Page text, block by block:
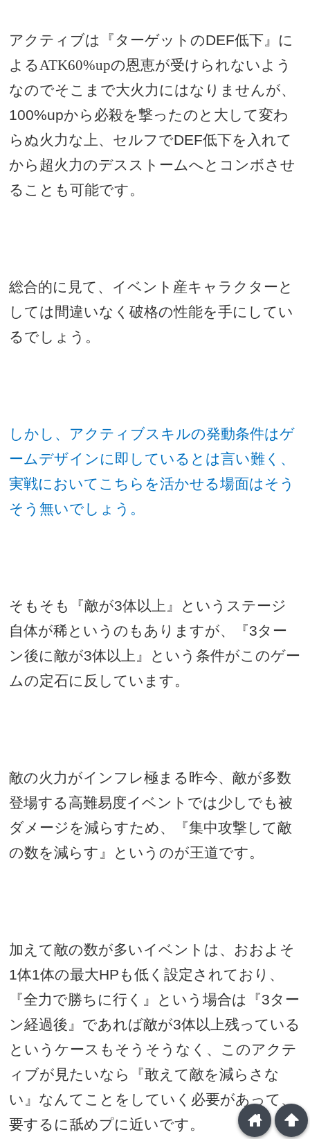
アクティブは『ターゲットのDEF低下』に
よるATK60%upの恩恵が受けられないよう
なのでそこまで大火力にはなりませんが、
100%upから必殺を撃ったのと大して変わ
らぬ火力な上、セルフでDEF低下を入れて
から超火力のデスストームへとコンボさせ
ることも可能です。
総合的に見て、イベント産キャラクターと
しては間違いなく破格の性能を手にしてい
るでしょう。
しかし、アクティブスキルの発動条件はゲ
ームデザインに即しているとは言い難く、
実戦においてこちらを活かせる場面はそう
そう無いでしょう。
そもそも『敵が3体以上』というステージ
自体が稀というのもありますが、『3ター
ン後に敵が3体以上』という条件がこのゲー
ムの定石に反しています。
敵の火力がインフレ極まる昨今、敵が多数
登場する高難易度イベントでは少しでも被
ダメージを減らすため、『集中攻撃して敵
の数を減らす』というのが王道です。
加えて敵の数が多いイベントは、おおよそ
1体1体の最大HP も低く設定されており、
『全力で勝ちに行く』という場合は『3ター
ン経過後』であれば敵が3体以上残っている
というケースもそうそうなく、このアクテ
ィブが見たいなら『敢えて敵を減らさな
い』なんてことをしていく必要があって、
要するに舐めプに近いです。
arrowup
home